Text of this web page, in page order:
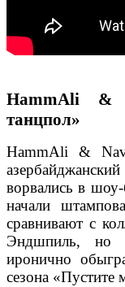
HammAli &
танцпол»
HammAli &
ворвались в
начали
сравнивают с
Эндшпиль, но
иронично
сезона «Пустите